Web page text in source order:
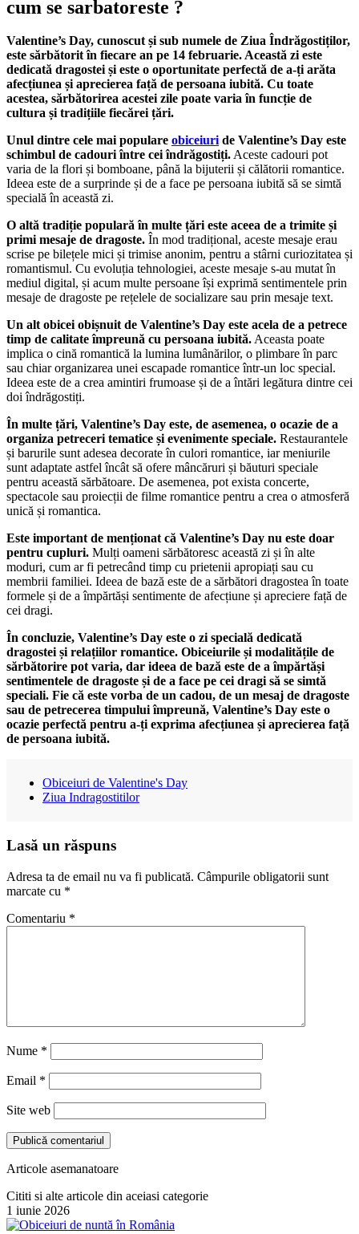
cum se sarbatoreste ?
Valentine’s Day, cunoscut și sub numele de Ziua Îndrăgostiților,
este sărbătorit în fiecare an pe 14 februarie. Această zi este
dedicată dragostei și este o oportunitate perfectă de a-ți arăta
afecțiunea și aprecierea față de persoana iubită. Cu toate
acestea, sărbătorirea acestei zile poate varia în funcție de
cultura și tradițiile fiecărei țări.
Unul dintre cele mai populare obiceiuride Valentine’s Day este
schimbul de cadouri între cei îndrăgostiți.Aceste cadouri pot
varia de la flori și bomboane, până la bijuterii și călătorii romantice.
Ideea este de a surprinde și de a face pe persoana iubită să se simtă
specială în această zi.
O altă tradiție populară în multe țări este aceea de a trimite și
primi mesaje de dragoste. În mod tradițional, aceste mesaje erau
scrise pe bilețele mici și trimise anonim, pentru a stârni curiozitatea și
romantismul. Cu evoluția tehnologiei, aceste mesaje s-au mutat în
mediul digital, și acum multe persoane își exprimă sentimentele prin
mesaje de dragoste pe rețelele de socializare sau prin mesaje text.
Un alt obicei obișnuit de Valentine’s Day este acela de a petrece
timp de calitate împreună cu persoana iubită.Aceasta poate
implica o cină romantică la lumina lumânărilor, o plimbare în parc
sau chiar organizarea unei escapade romantice într-un loc special.
Ideea este de a crea amintiri frumoase și de a întări legătura dintre cei
doi îndrăgostiți.
În multe țări, Valentine’s Day este, de asemenea, o ocazie de a
organiza petreceri tematice și evenimente speciale. Restaurantele
și barurile sunt adesea decorate în culori romantice, iar meniurile
sunt adaptate astfel încât să ofere mâncăruri și băuturi speciale
pentru această sărbătoare. De asemenea, pot exista concerte,
spectacole sau proiecții de filme romantice pentru a crea o atmosferă
unică și romantica.
Este important de menționat că Valentine’s Day nu este doar
pentru cupluri. Mulți oameni sărbătoresc această zi și în alte
moduri, cum ar fi petrecând timp cu prietenii apropiați sau cu
membrii familiei. Ideea de bază este de a sărbători dragostea în toate
formele și de a împărtăși sentimente de afecțiune și apreciere față de
cei dragi.
În concluzie, Valentine’s Day este o zi specială dedicată
dragostei și relațiilor romantice. Obiceiurile și modalitățile de
sărbătorire pot varia, dar ideea de bază este de a împărtăși
sentimentele de dragoste și de a face pe cei dragi să se simtă
speciali. Fie că este vorba de un cadou, de un mesaj de dragoste
sau de petrecerea timpului împreună, Valentine’s Day este o
ocazie perfectă pentru a-ți exprima afecțiunea și aprecierea față
de persoana iubită.
Obiceiuri de Valentine's Day
Ziua Indragostitilor
Lasă un răspuns
Adresa ta de email nu va fi publicată. Câmpurile obligatorii sunt
marcate cu *
Comentariu *
Nume *
Email *
Site web
Articole asemanatoare
Cititi si alte articole din aceiasi categorie
1 iunie 2026